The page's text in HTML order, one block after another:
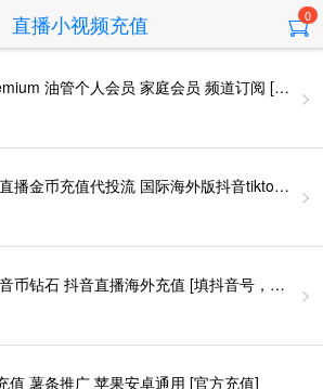
直播小视频充值 0
油管个人会员 家庭会员 频道订阅 [人工
播金币充值代投流 国际海外版抖音tiktok电商
币钻石 抖音直播海外充值 [填抖音号，自动充]
值 薯条推广 苹果安卓通用 [官方充值]